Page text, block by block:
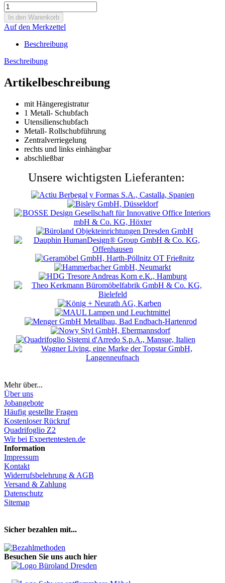
Auf den Merkzettel
Beschreibung
Beschreibung
Artikelbeschreibung
mit Hängeregistratur
1 Metall- Schubfach
Utensilienschubfach
Metall- Rollschubführung
Zentralverriegelung
rechts und links einhängbar
abschließbar
Unsere wichtigsten Lieferanten:
Mehr über...
Über uns
Jobangebote
Häufig gestellte Fragen
Kostenloser Rückruf
Quadrifoglio Z2
Wir bei Expertentesten.de
Information
Impressum
Kontakt
Widerrufsbelehrung & AGB
Versand & Zahlung
Datenschutz
Sitemap
Sicher bezahlen mit...
Besuchen Sie uns auch hier